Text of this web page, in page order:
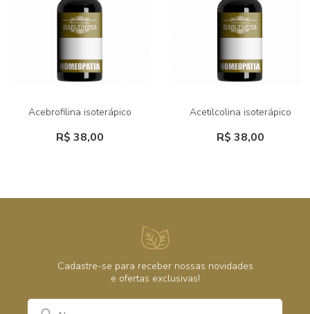
Acebrofilina isoterápico
R$ 38,00
Acetilcolina isoterápico
R$ 38,00
Cadastre-se para receber nossas novidades
e ofertas exclusivas!